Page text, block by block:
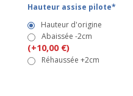
Hauteur assise pilote*
Hauteur d'origine
Abaissée -2cm
(+10,00 €)
Réhaussée +2cm